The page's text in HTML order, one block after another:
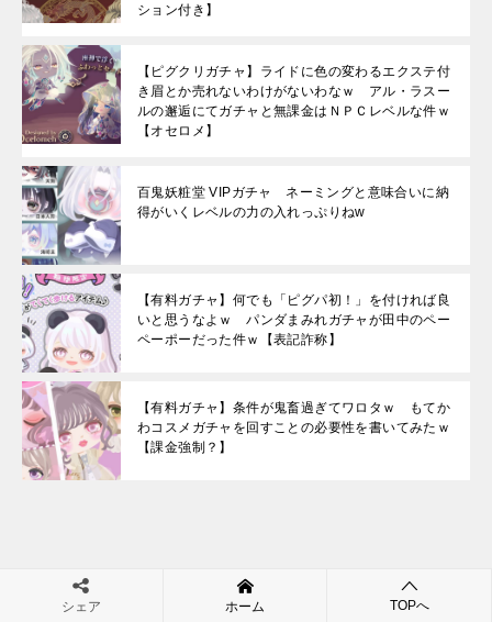
ション付き】
【ピグクリガチャ】ライドに色の変わるエクステ付
き眉とか売れないわけがないわなｗ アル・ラスー
ルの邂逅にてガチャと無課金はＮＰＣレベルな件ｗ
【オセロメ】
百鬼妖粧堂 VIPガチャ ネーミングと意味合いに納
得がいくレベルの力の入れっぷりねw
【有料ガチャ】何でも「ピグパ初！」を付ければ良
いと思うなよｗ パンダまみれガチャが田中のペー
ペーポーだった件ｗ【表記詐称】
【有料ガチャ】条件が鬼畜過ぎてワロタｗ もてか
わコスメガチャを回すことの必要性を書いてみたｗ
【課金強制？】
シェア
ホーム TOPへ